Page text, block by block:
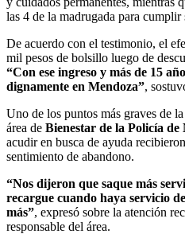
las 4 de la madrugada para
De acuerdo con el testimonio, el
mil pesos de bolsillo luego de
“Con ese ingreso y más de 15
dignamente en Mendoza”,
Uno de los puntos más graves de
área de Bienestar de la Policía de
acudir en busca de ayuda
sentimiento de abandono.
“Nos dijeron que saque más
recargue cuando haya servicio
más”, expresó sobre la atención
responsable del área.